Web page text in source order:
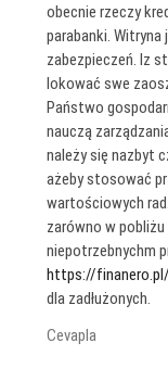
obecnie rzeczy
parabanki.
zabezpieczeń. Iz
lokować swe
Państwo
nauczą
należy się nazbyt
ażeby stosować
wartościowych
zarówno w
niepotrzebnychm
https://
dla zadłużonych.
Cevapla